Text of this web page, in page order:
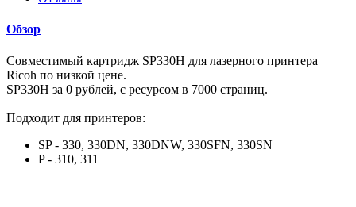
Обзор
Совместимый картридж SP330H для лазерного принтера
Ricoh по низкой цене.
SP330H за 0 рублей, с ресурсом в 7000 страниц.
Подходит для принтеров:
SP - 330, 330DN, 330DNW, 330SFN, 330SN
P - 310, 311